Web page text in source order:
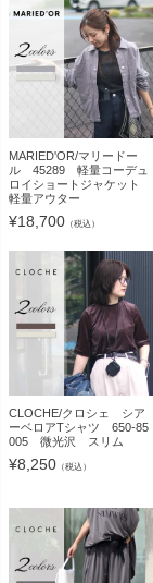
MARIED'OR/マリードー
ル 45289 軽量コーデュ
ロイショートジャケット
軽量アウター
¥18,700 （税込）
CLOCHE/クロシェ シア
ーベロアTシャツ 650-85
005 微光沢 スリム
¥8,250 （税込）